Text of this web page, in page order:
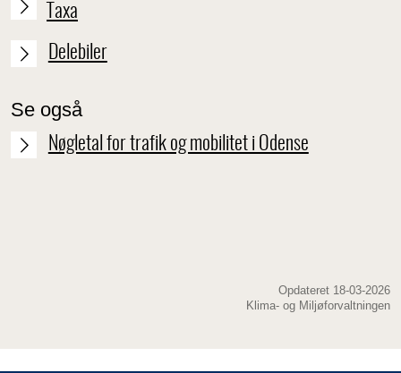
Taxa
Delebiler
Se også
Nøgletal for trafik og mobilitet i Odense
Opdateret 18-03-2026
Klima- og Miljøforvaltningen